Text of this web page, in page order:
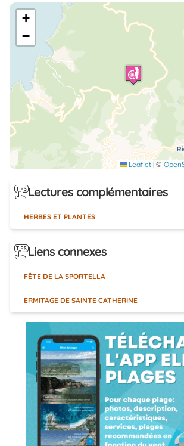
+
−
Leaflet | ©
Lectures complémentaires
HERBES ET PLANTES
Liens connexes
FÊTE DE LA SPORTELLA
ERMITAGE DE SAINTE CATHERINE